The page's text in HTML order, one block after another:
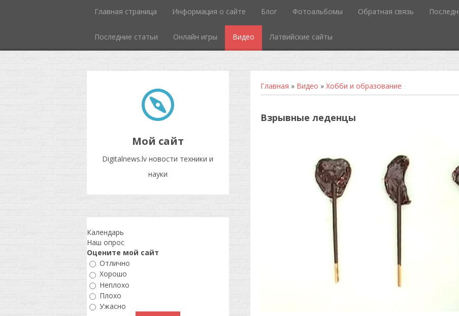
Главная страница Информация о сайте Блог Фотоальбомы Обратная связь
Последние статьи Онлайн игры Видео Латвийские сайты
Мой сайт
Digitalnews.lv новости техники и
науки
Главная » Видео » Хобби и образование
Взрывные леденцы
Календарь
Наш опрос
Оцените мой сайт
Отлично
Хорошо
Неплохо
Плохо
Ужасно